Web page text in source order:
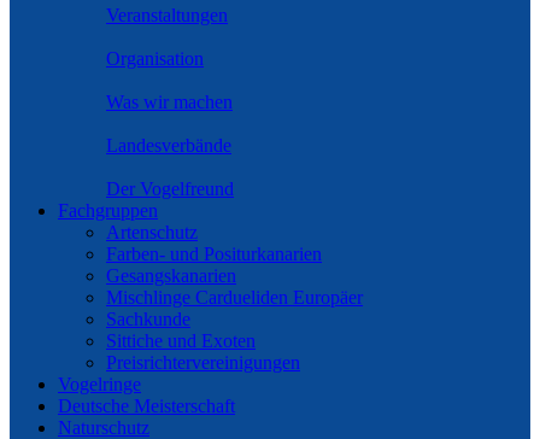
Veranstaltungen
Organisation
Was wir machen
Landesverbände
Der Vogelfreund
Fachgruppen
Artenschutz
Farben- und Positurkanarien
Gesangskanarien
Mischlinge Cardueliden Europäer
Sachkunde
Sittiche und Exoten
Preisrichtervereinigungen
Vogelringe
Deutsche Meisterschaft
Naturschutz